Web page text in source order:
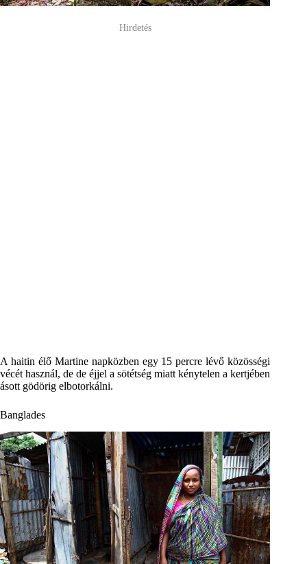
Hirdetés
A haitin élő Martine napközben egy 15 percre lévő közösségi
vécét használ, de de éjjel a sötétség miatt kénytelen a kertjében
ásott gödörig elbotorkálni.
Banglades